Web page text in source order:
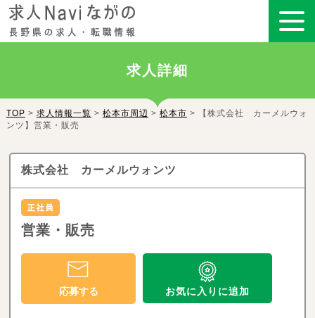
求人詳細
TOP > 求人情報一覧 > 松本市周辺 > 松本市 > 【株式会社 カーメルウォ
ンツ】営業・販売
株式会社 カーメルウォンツ
営業・販売
応募する お気に入りに追加